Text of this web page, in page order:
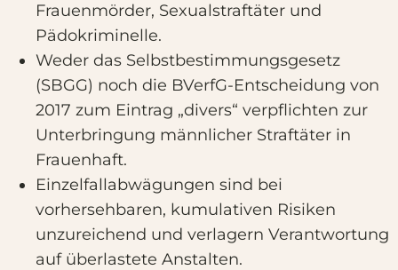
Frauenmörder, Sexualstraftäter und
Pädokriminelle.
Weder das Selbstbestimmungsgesetz
(SBGG) noch die BVerfG-Entscheidung von
2017 zum Eintrag „divers“ verpflichten zur
Unterbringung männlicher Straftäter in
Frauenhaft.
Einzelfallabwägungen sind bei
vorhersehbaren, kumulativen Risiken
unzureichend und verlagern Verantwortung
auf überlastete Anstalten.